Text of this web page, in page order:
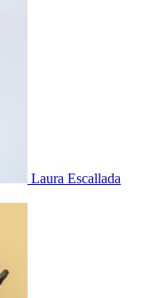
Laura Escallada